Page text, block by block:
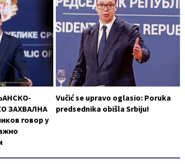
ЗАХВАЛНА
говор у
Vučić se upravo oglasio: Poruka
predsednika obišla Srbiju!